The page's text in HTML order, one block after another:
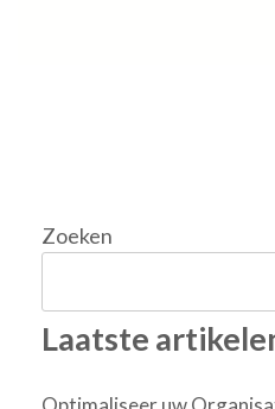
Zoeken
Laatste